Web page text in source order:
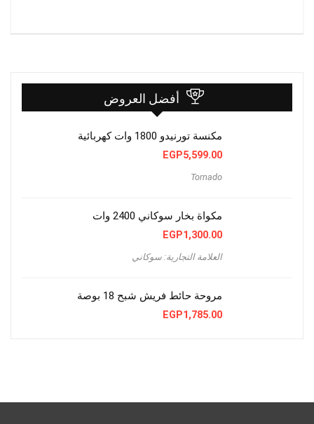
أفضل العروض
مكنسة تورنيدو 1800 وات كهربائية
EGP5,599.00
Tornado
مكواة بخار سوكاني 2400 وات
EGP1,300.00
العلامة التجارية: سوكاني
مروحة حائط فريش شبح 18 بوصة
EGP1,785.00